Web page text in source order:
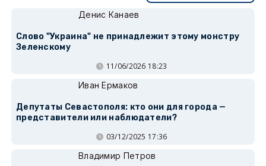
Денис Канаев
Слово "Украина" не принадлежит этому монстру
Зеленскому
11/06/2026 18:23
Иван Ермаков
Депутаты Севастополя: кто они для города —
представители или наблюдатели?
03/12/2025 17:36
Владимир Петров